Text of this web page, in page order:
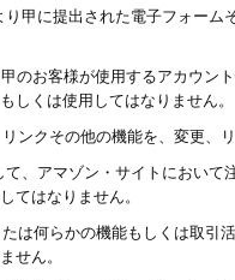
甲に提出された電子フォー
のお客様が使用するアカウン
しくは使用してはなりません。
ンクその他の機能を、変更、
、アマゾン・サイトにおい
てはなりません。
は何らかの機能もしくは取
せん。